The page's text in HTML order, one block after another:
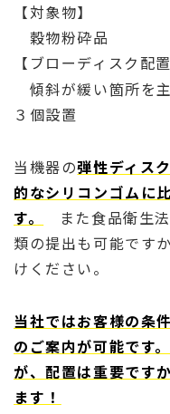
【対象物】
穀物粉砕品
【ブローディスク配置
傾斜が緩い箇所を
３個設置
当機器の弾性ディス
的なシリコンゴムに
す。
また食品衛生
類の提出も可能です
けください。
当社ではお客様の条
のご案内が可能です
が、配置は重要です
ます！